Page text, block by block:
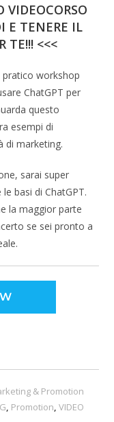
VIDEOCORSO
E TENERE IL
TE!!! <<<
workshop
ChatGPT per
questo
esempi di
di marketing.
sarai super
basi di ChatGPT.
la maggior parte
se sei pronto a
& Promotion
, Promotion,VIDEO